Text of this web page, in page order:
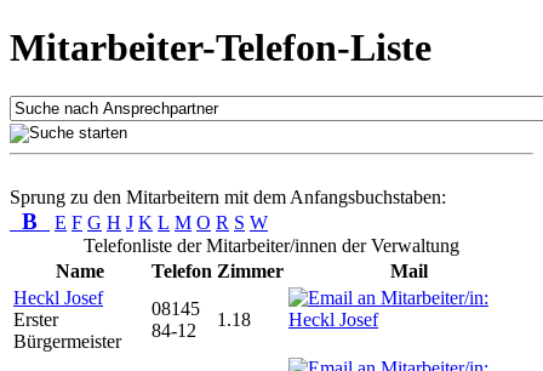
Mitarbeiter-Telefon-Liste
Sprung zu den Mitarbeitern mit dem Anfangsbuchstaben:
B E F G H J K L M O R S W
Telefonliste der Mitarbeiter/innen der Verwaltung
Name
Telefon Zimmer
Mail
Heckl Josef
Erster
Bürgermeister
08145
84-12
1.18